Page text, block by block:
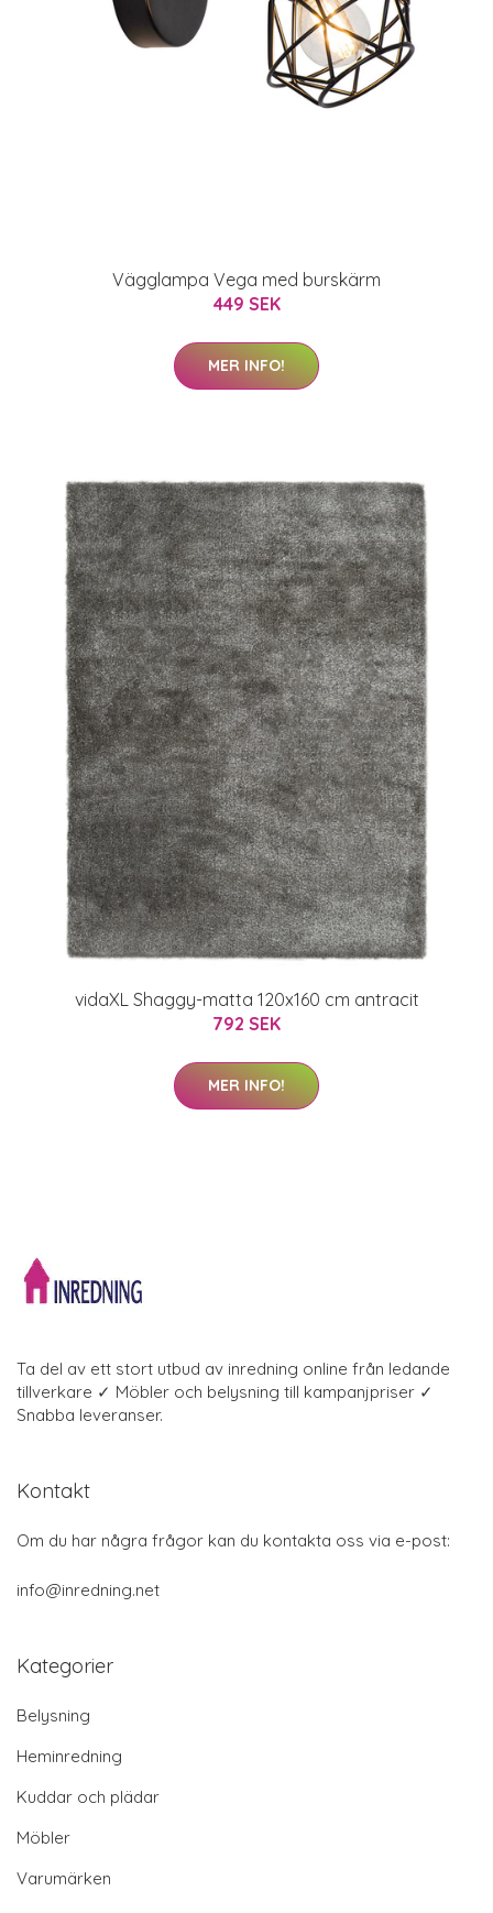
Vägglampa Vega med burskärm
449 SEK
MER INFO!
vidaXL Shaggy-matta 120x160 cm antracit
792 SEK
MER INFO!
Ta del av ett stort utbud av inredning online från ledande
tillverkare ✓ Möbler och belysning till kampanjpriser ✓
Snabba leveranser.
Kontakt
Om du har några frågor kan du kontakta oss via e-post:
info@inredning.net
Kategorier
Belysning
Heminredning
Kuddar och plädar
Möbler
Varumärken